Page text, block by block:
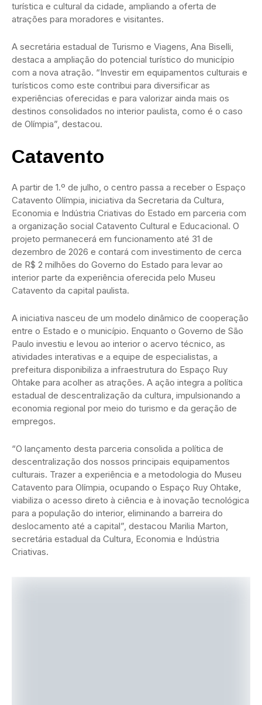
turística e cultural da cidade, ampliando a oferta de
atrações para moradores e visitantes.
A secretária estadual de Turismo e Viagens, Ana Biselli,
destaca a ampliação do potencial turístico do município
com a nova atração. “Investir em equipamentos culturais e
turísticos como este contribui para diversificar as
experiências oferecidas e para valorizar ainda mais os
destinos consolidados no interior paulista, como é o caso
de Olímpia”, destacou.
Catavento
A partir de 1.º de julho, o centro passa a receber o Espaço
Catavento Olímpia, iniciativa da Secretaria da Cultura,
Economia e Indústria Criativas do Estado em parceria com
a organização social Catavento Cultural e Educacional. O
projeto permanecerá em funcionamento até 31 de
dezembro de 2026 e contará com investimento de cerca
de R$ 2 milhões do Governo do Estado para levar ao
interior parte da experiência oferecida pelo Museu
Catavento da capital paulista.
A iniciativa nasceu de um modelo dinâmico de cooperação
entre o Estado e o município. Enquanto o Governo de São
Paulo investiu e levou ao interior o acervo técnico, as
atividades interativas e a equipe de especialistas, a
prefeitura disponibiliza a infraestrutura do Espaço Ruy
Ohtake para acolher as atrações. A ação integra a política
estadual de descentralização da cultura, impulsionando a
economia regional por meio do turismo e da geração de
empregos.
“O lançamento desta parceria consolida a política de
descentralização dos nossos principais equipamentos
culturais. Trazer a experiência e a metodologia do Museu
Catavento para Olímpia, ocupando o Espaço Ruy Ohtake,
viabiliza o acesso direto à ciência e à inovação tecnológica
para a população do interior, eliminando a barreira do
deslocamento até a capital”, destacou Marilia Marton,
secretária estadual da Cultura, Economia e Indústria
Criativas.